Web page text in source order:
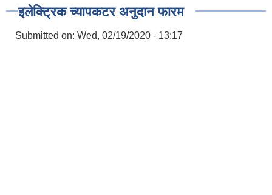
इलेक्ट्रिक च्यापकटर अनुदान फारम
Submitted on: Wed, 02/19/2020 - 13:17